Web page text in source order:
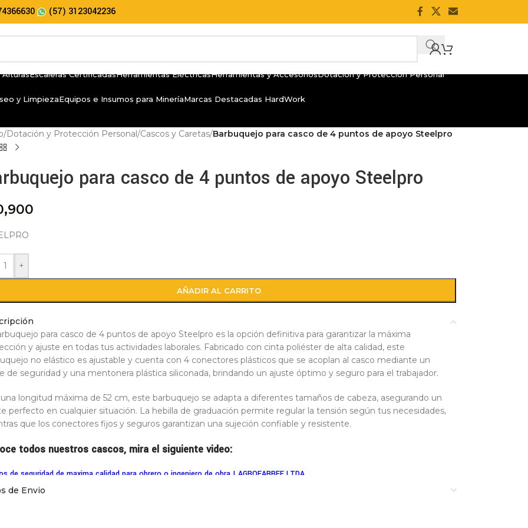
(57) 3123042236
Escaleras CertificadasHerramientas EléctricasHerramientas y AccesoriosDotación y Protección Personal
y LimpiezaEquipos e Insumos para MineríaMarcas Destacadas HardWork
/Dotación y Protección Personal/Cascos y Caretas/Barbuquejo para casco de 4 puntos de apoyo Steelpro
para casco de 4 puntos de apoyo Steelpro
+
AÑADIR AL CARRITO
para casco de 4 puntos de apoyo Steelpro es la opción definitiva para garantizar la máxima
y ajuste en todas tus actividades laborales. Fabricado con cinta poliéster de alta calidad, este
no elástico es ajustable y cuenta con 4 conectores plásticos que se acoplan al casco mediante un
de seguridad y una mentonera plástica siliconada, brindando un ajuste óptimo y seguro para el trabajador.
longitud máxima de 52 cm, este barbuquejo se adapta a diferentes tamaños de cabeza, asegurando un
perfecto en cualquier situación. La hebilla de graduación permite regular la tensión según tus necesidades,
que los conectores fijos y seguros garantizan una sujeción confiable y resistente.
todos nuestros cascos, mira el siguiente video:
de seguridad de maxima calidad para obrero o ingeniero de obra | AGROFARBEF LTDA
de Envio